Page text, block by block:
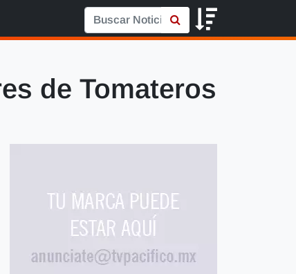
de Tomateros